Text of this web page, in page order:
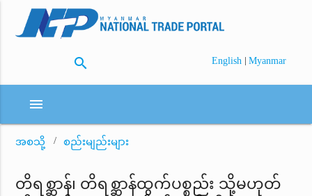
search English | Myanmar
menu
အစသို့ စည်းမျည်းများ
တိရစ္ဆာန်၊ တိရစ္ဆာန်ထွက်ပစ္စည်း သို့မဟုတ်